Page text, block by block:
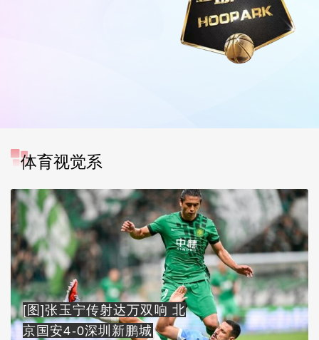
体育视觉系
[图]张玉宁传射达万双响 北
京国安4-0深圳新鹏城